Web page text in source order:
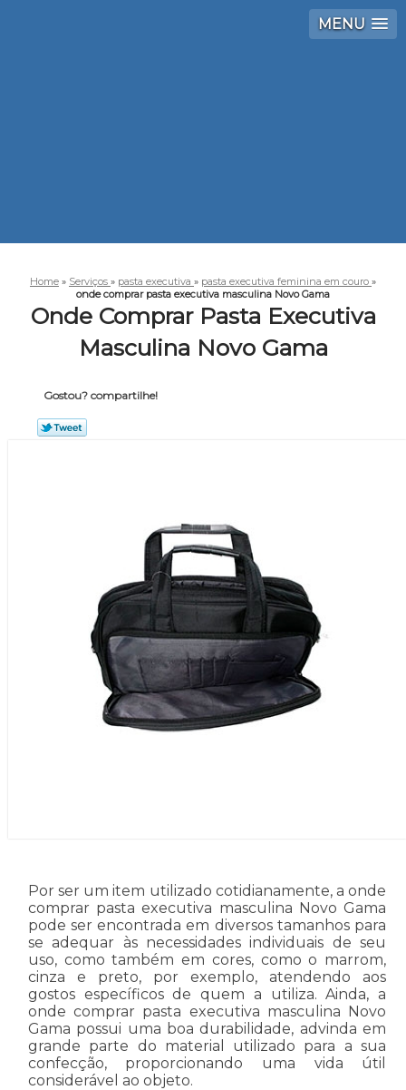
MENU
Home » Serviços » pasta executiva » pasta executiva feminina em couro »
onde comprar pasta executiva masculina Novo Gama
Onde Comprar Pasta Executiva
Masculina Novo Gama
Gostou? compartilhe!
Por ser um item utilizado cotidianamente, a onde
comprar pasta executiva masculina Novo Gama
pode ser encontrada em diversos tamanhos para
se adequar às necessidades individuais de seu
uso, como também em cores, como o marrom,
cinza e preto, por exemplo, atendendo aos
gostos específicos de quem a utiliza. Ainda, a
onde comprar pasta executiva masculina Novo
Gama possui uma boa durabilidade, advinda em
grande parte do material utilizado para a sua
confecção, proporcionando uma vida útil
considerável ao objeto.